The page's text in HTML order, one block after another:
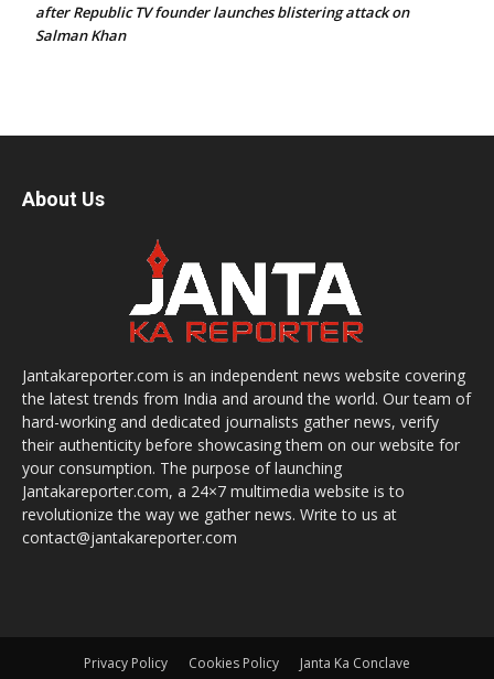
after Republic TV founder launches blistering attack on
Salman Khan
About Us
Jantakareporter.com is an independent news website covering
the latest trends from India and around the world. Our team of
hard-working and dedicated journalists gather news, verify
their authenticity before showcasing them on our website for
your consumption. The purpose of launching
Jantakareporter.com, a 24×7 multimedia website is to
revolutionize the way we gather news. Write to us at
contact@jantakareporter.com
Privacy Policy Cookies Policy Janta Ka Conclave